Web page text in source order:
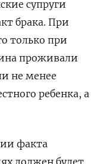
супруги
брака. При
только при
проживали
не менее
ребенка, а
факта